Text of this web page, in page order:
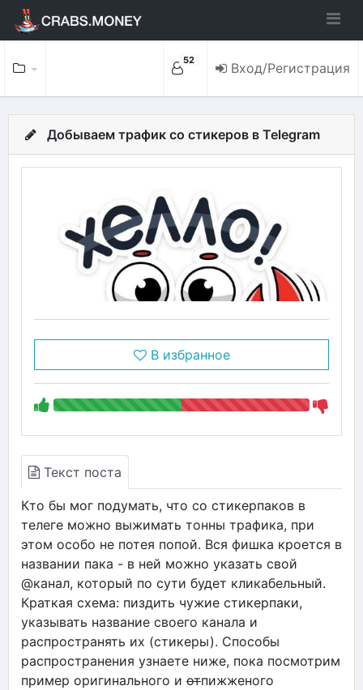
52 Вход/Регистрация
Добываем трафик со стикеров в Telegram
В избранное
Текст поста
Кто бы мог подумать, что со стикерпаков в
телеге можно выжимать тонны трафика, при
этом особо не потея попой. Вся фишка кроется в
названии пака - в ней можно указать свой
@канал, который по сути будет кликабельный.
Краткая схема: пиздить чужие стикерпаки,
указывать название своего канала и
распространять их (стикеры). Способы
распространения узнаете ниже, пока посмотрим
пример оригинального и отпижженого